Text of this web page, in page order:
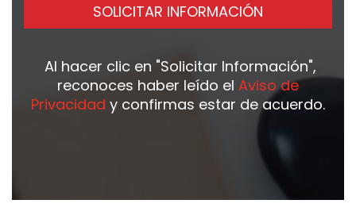
SOLICITAR INFORMACIÓN
Al hacer clic en "Solicitar Información",
reconoces haber leído el Aviso de
Privacidad y confirmas estar de acuerdo.